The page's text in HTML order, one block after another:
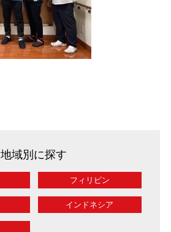
地域別に探す
フィリピン
インドネシア